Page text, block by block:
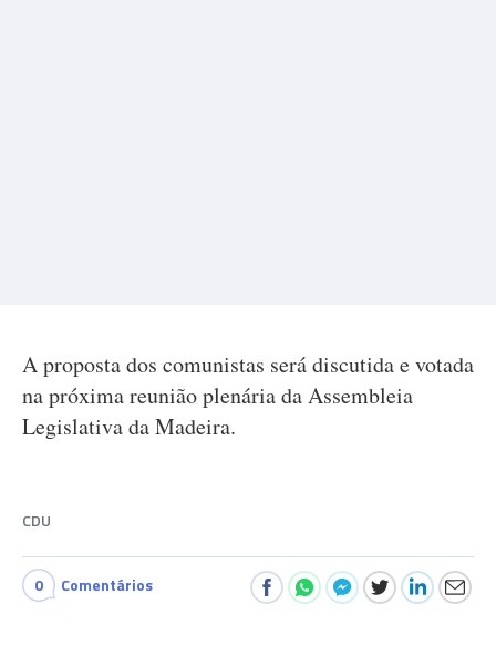
A proposta dos comunistas será discutida e votada
na próxima reunião plenária da Assembleia
Legislativa da Madeira.
CDU
0 Comentários